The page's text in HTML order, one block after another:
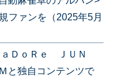
ファンを（2025年5月
ａＤｏＲｅ ＪＵＮ
と独自コンテンツで